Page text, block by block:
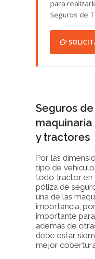
para
Seguros de
Seguros de
y tractores
Por las
tipo de
todo tractor en
póliza de
una de las
importancia,
importante
además de
debe estar
mejor